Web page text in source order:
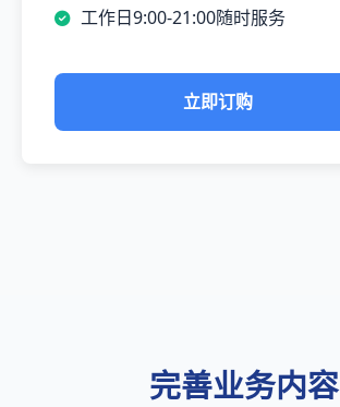
工作日9:00-21:00随时服务
立即订购
完善业务内容